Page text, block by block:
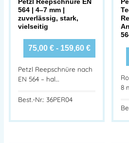
564 | 4–7 mm |
zuverlässig, stark,
vielseitig
75,00 €- 159,60 €
Petzl Reepschnüre nach
EN 564 – hal…
Best.-Nr.: 36PER04
8